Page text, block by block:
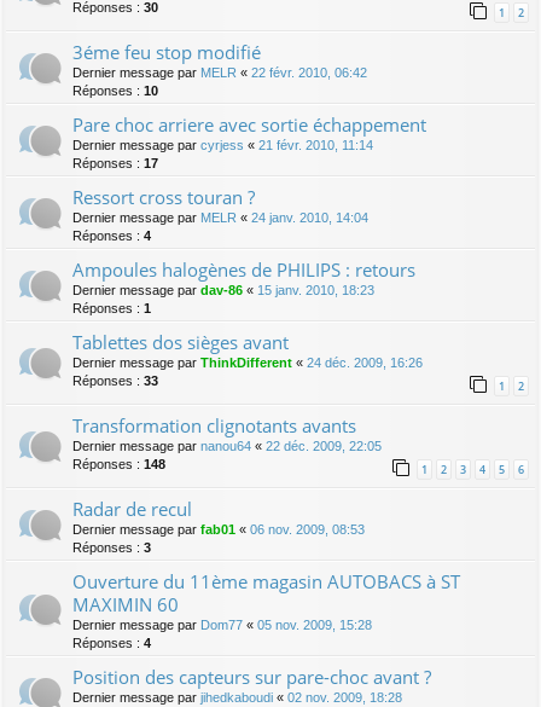
Réponses : 30 1 2
3éme feu stop modifié
Dernier message par MELR « 22 févr. 2010, 06:42
Réponses : 10
Pare choc arriere avec sortie échappement
Dernier message par cyrjess « 21 févr. 2010, 11:14
Réponses : 17
Ressort cross touran ?
Dernier message par MELR « 24 janv. 2010, 14:04
Réponses : 4
Ampoules halogènes de PHILIPS : retours
Dernier message par dav-86 « 15 janv. 2010, 18:23
Réponses : 1
Tablettes dos sièges avant
Dernier message par ThinkDifferent « 24 déc. 2009, 16:26
Réponses : 33 1 2
Transformation clignotants avants
Dernier message par nanou64 « 22 déc. 2009, 22:05
Réponses : 148 1 2 3 4 5 6
Radar de recul
Dernier message par fab01 « 06 nov. 2009, 08:53
Réponses : 3
Ouverture du 11ème magasin AUTOBACS à ST
MAXIMIN 60
Dernier message par Dom77 « 05 nov. 2009, 15:28
Réponses : 4
Position des capteurs sur pare-choc avant ?
Dernier message par jihedkaboudi « 02 nov. 2009, 18:28